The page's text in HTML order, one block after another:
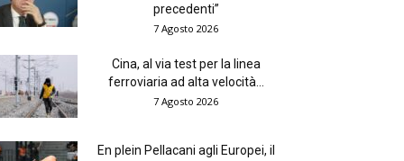
precedenti”
7 Agosto 2026
Cina, al via test per la linea
ferroviaria ad alta velocità...
7 Agosto 2026
En plein Pellacani agli Europei, il